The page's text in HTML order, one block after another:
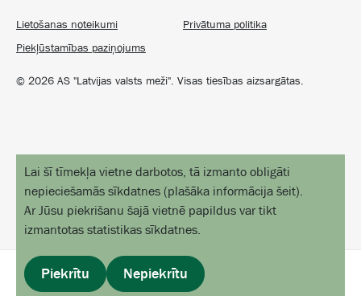
objekti kartē
© 2026 AS "Latvijas valsts meži". Visas tiesības aizsargātas.
Lietošanas noteikumi
Privātuma politika
Piekļūstamības paziņojums
Lai šī tīmekļa vietne darbotos, tā izmanto obligāti
nepieciešamās sīkdatnes (plašāka informācija šeit).
Ar Jūsu piekrišanu šajā vietnē papildus var tikt
izmantotas statistikas sīkdatnes.
Piekrītu Nepiekrītu